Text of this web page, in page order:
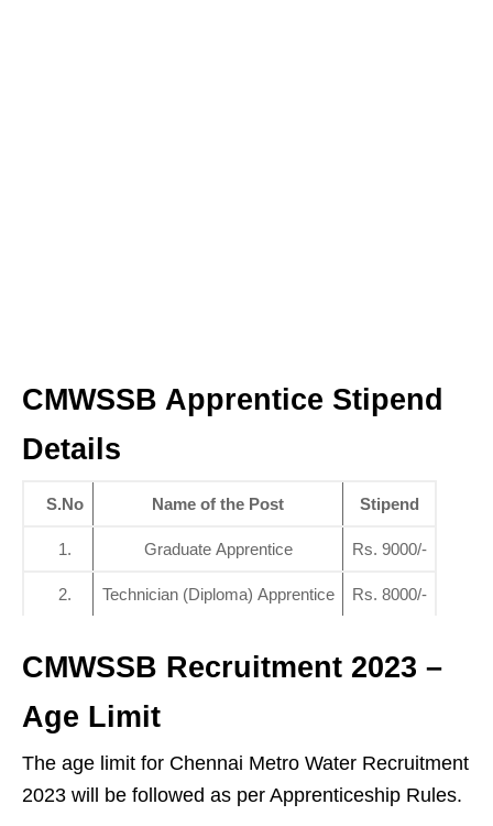
CMWSSB Apprentice Stipend
Details
S.No Name of the Post Stipend
1. Graduate Apprentice Rs. 9000/-
2. Technician (Diploma) Apprentice Rs. 8000/-
CMWSSB Recruitment 2023 –
Age Limit
The age limit for Chennai Metro Water Recruitment
2023 will be followed as per Apprenticeship Rules.